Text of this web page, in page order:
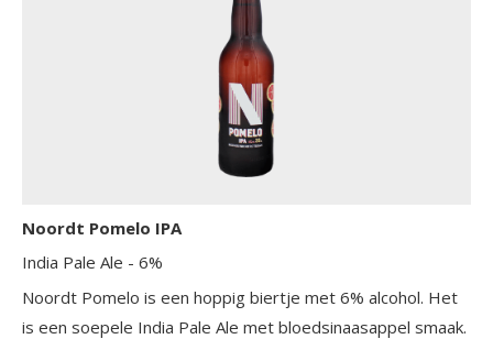
als karaktervol is. De smaak is intens maar niet
overweldigend, met een mooie harmonie tussen bitterheid
Noordt Pomelo IPA
India Pale Ale - 6%
Noordt Pomelo is een hoppig biertje met 6% alcohol. Het
is een soepele India Pale Ale met bloedsinaasappel smaak.